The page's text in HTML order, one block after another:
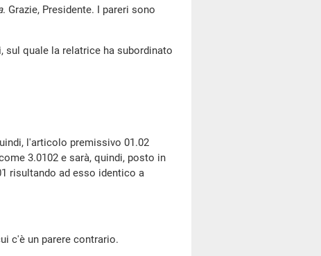
. Grazie, Presidente. I pareri sono
sul quale la relatrice ha subordinato
l'articolo premissivo 01.02
3.0102 e sarà, quindi, posto in
risultando ad esso identico a
c'è un parere contrario.